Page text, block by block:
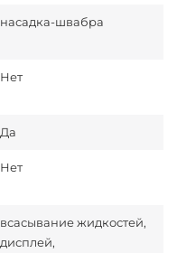
насадка-швабра
Нет
Да
Нет
всасывание жидкостей,
дисплей,